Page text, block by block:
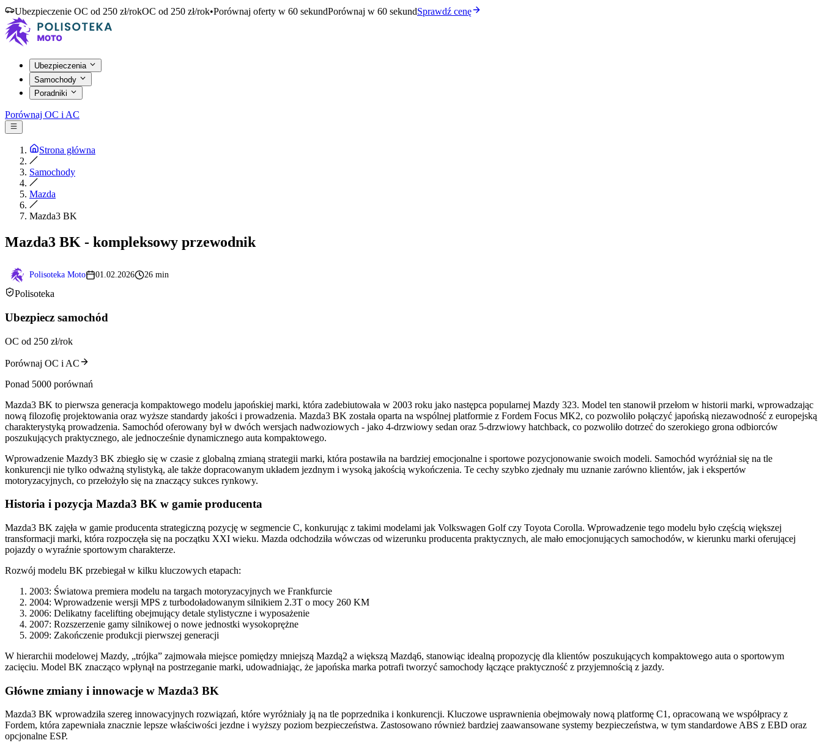
Ubezpieczenie OC od 250 zł/rokOC od 250 zł/rok•Porównaj oferty w 60 sekundPorównaj w 60 sekundSprawdź cenę
Ubezpieczenia
Samochody
Poradniki
Porównaj OC i AC
Strona główna
Samochody
Mazda
Mazda3 BK
Mazda3 BK - kompleksowy przewodnik
Polisoteka Moto 01.02.2026 26 min
Polisoteka
Ubezpiecz samochód
OC od 250 zł/rok
Porównaj OC i AC
Ponad 5000 porównań
Mazda3 BK to pierwsza generacja kompaktowego modelu japońskiej marki, która zadebiutowała w 2003 roku jako następca popularnej Mazdy 323. Model ten stanowił przełom w historii marki, wprowadzając
nową filozofię projektowania oraz wyższe standardy jakości i prowadzenia. Mazda3 BK została oparta na wspólnej platformie z Fordem Focus MK2, co pozwoliło połączyć japońską niezawodność z europejską
charakterystyką prowadzenia. Samochód oferowany był w dwóch wersjach nadwoziowych - jako 4-drzwiowy sedan oraz 5-drzwiowy hatchback, co pozwoliło dotrzeć do szerokiego grona odbiorców
poszukujących praktycznego, ale jednocześnie dynamicznego auta kompaktowego.
Wprowadzenie Mazdy3 BK zbiegło się w czasie z globalną zmianą strategii marki, która postawiła na bardziej emocjonalne i sportowe pozycjonowanie swoich modeli. Samochód wyróżniał się na tle
konkurencji nie tylko odważną stylistyką, ale także dopracowanym układem jezdnym i wysoką jakością wykończenia. Te cechy szybko zjednały mu uznanie zarówno klientów, jak i ekspertów
motoryzacyjnych, co przełożyło się na znaczący sukces rynkowy.
Historia i pozycja Mazda3 BK w gamie producenta
Mazda3 BK zajęła w gamie producenta strategiczną pozycję w segmencie C, konkurując z takimi modelami jak Volkswagen Golf czy Toyota Corolla. Wprowadzenie tego modelu było częścią większej
transformacji marki, która rozpoczęła się na początku XXI wieku. Mazda odchodziła wówczas od wizerunku producenta praktycznych, ale mało emocjonujących samochodów, w kierunku marki oferującej
pojazdy o wyraźnie sportowym charakterze.
Rozwój modelu BK przebiegał w kilku kluczowych etapach:
2003: Światowa premiera modelu na targach motoryzacyjnych we Frankfurcie
2004: Wprowadzenie wersji MPS z turbodoładowanym silnikiem 2.3T o mocy 260 KM
2006: Delikatny facelifting obejmujący detale stylistyczne i wyposażenie
2007: Rozszerzenie gamy silnikowej o nowe jednostki wysokoprężne
2009: Zakończenie produkcji pierwszej generacji
W hierarchii modelowej Mazdy, „trójka” zajmowała miejsce pomiędzy mniejszą Mazdą2 a większą Mazdą6, stanowiąc idealną propozycję dla klientów poszukujących kompaktowego auta o sportowym
zacięciu. Model BK znacząco wpłynął na postrzeganie marki, udowadniając, że japońska marka potrafi tworzyć samochody łączące praktyczność z przyjemnością z jazdy.
Główne zmiany i innowacje w Mazda3 BK
Mazda3 BK wprowadziła szereg innowacyjnych rozwiązań, które wyróżniały ją na tle poprzednika i konkurencji. Kluczowe usprawnienia obejmowały nową platformę C1, opracowaną we współpracy z
Fordem, która zapewniała znacznie lepsze właściwości jezdne i wyższy poziom bezpieczeństwa. Zastosowano również bardziej zaawansowane systemy bezpieczeństwa, w tym standardowe ABS z EBD oraz
opcjonalne ESP.